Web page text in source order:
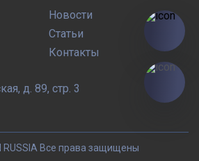
Новости
Статьи
Контакты
д. 89, стр. 3
RUSSIA Все права защищены